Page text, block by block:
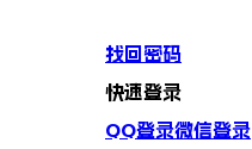
找回密码
快速登录
QQ登录微信登录